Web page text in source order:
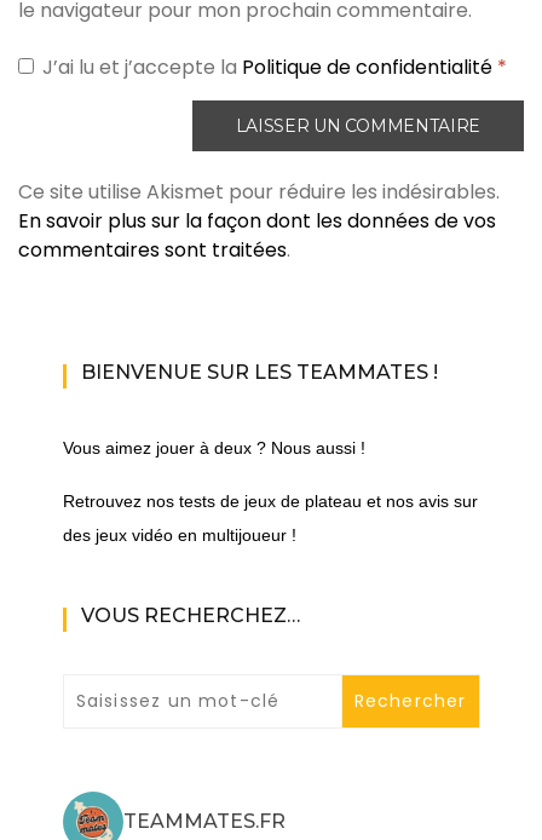
le navigateur pour mon prochain commentaire.
J’ai lu et j’accepte la Politique de confidentialité *
Ce site utilise Akismet pour réduire les indésirables.
En savoir plus sur la façon dont les données de vos
commentaires sont traitées.
BIENVENUE SUR LES TEAMMATES !
Vous aimez jouer à deux ? Nous aussi !
Retrouvez nos tests de jeux de plateau et nos avis sur
des jeux vidéo en multijoueur !
VOUS RECHERCHEZ…
TEAMMATES.FR